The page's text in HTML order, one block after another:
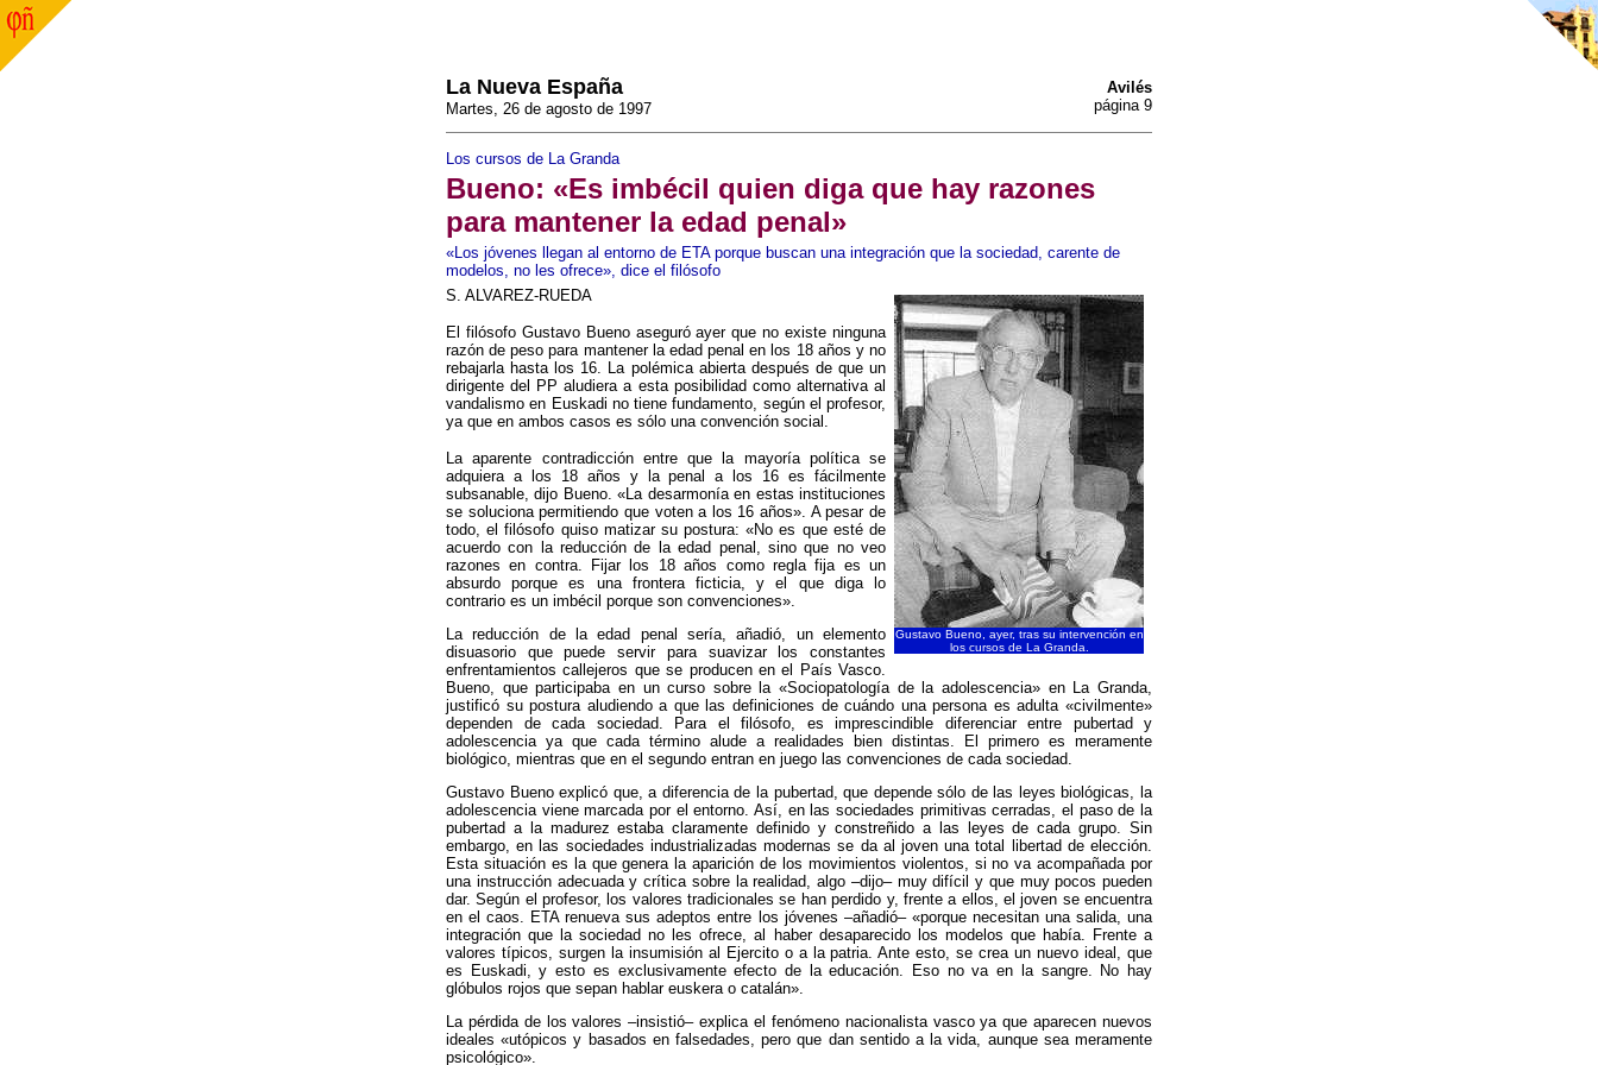
La Nueva España
Martes, 26 de agosto de 1997
Avilés
página 9
Los cursos de La Granda
Bueno: «Es imbécil quien diga que hay razones
para mantener la edad penal»
«Los jóvenes llegan al entorno de ETA porque buscan una integración que la sociedad, carente de
modelos, no les ofrece», dice el filósofo
Gustavo Bueno, ayer, tras su intervención en
los cursos de La Granda.
S. ALVAREZ-RUEDA
El filósofo Gustavo Bueno aseguró ayer que no existe ninguna
razón de peso para mantener la edad penal en los 18 años y no
rebajarla hasta los 16. La polémica abierta después de que un
dirigente del PP aludiera a esta posibilidad como alternativa al
vandalismo en Euskadi no tiene fundamento, según el profesor,
ya que en ambos casos es sólo una convención social.
La aparente contradicción entre que la mayoría política se
adquiera a los 18 años y la penal a los 16 es fácilmente
subsanable, dijo Bueno. «La desarmonía en estas instituciones
se soluciona permitiendo que voten a los 16 años». A pesar de
todo, el filósofo quiso matizar su postura: «No es que esté de
acuerdo con la reducción de la edad penal, sino que no veo
razones en contra. Fijar los 18 años como regla fija es un
absurdo porque es una frontera ficticia, y el que diga lo
contrario es un imbécil porque son convenciones».
La reducción de la edad penal sería, añadió, un elemento
disuasorio que puede servir para suavizar los constantes
enfrentamientos callejeros que se producen en el País Vasco.
Bueno, que participaba en un curso sobre la «Sociopatología de la adolescencia» en La Granda,
justificó su postura aludiendo a que las definiciones de cuándo una persona es adulta «civilmente»
dependen de cada sociedad. Para el filósofo, es imprescindible diferenciar entre pubertad y
adolescencia ya que cada término alude a realidades bien distintas. El primero es meramente
biológico, mientras que en el segundo entran en juego las convenciones de cada sociedad.
Gustavo Bueno explicó que, a diferencia de la pubertad, que depende sólo de las leyes biológicas, la
adolescencia viene marcada por el entorno. Así, en las sociedades primitivas cerradas, el paso de la
pubertad a la madurez estaba claramente definido y constreñido a las leyes de cada grupo. Sin
embargo, en las sociedades industrializadas modernas se da al joven una total libertad de elección.
Esta situación es la que genera la aparición de los movimientos violentos, si no va acompañada por
una instrucción adecuada y crítica sobre la realidad, algo –dijo– muy difícil y que muy pocos pueden
dar. Según el profesor, los valores tradicionales se han perdido y, frente a ellos, el joven se encuentra
en el caos. ETA renueva sus adeptos entre los jóvenes –añadió– «porque necesitan una salida, una
integración que la sociedad no les ofrece, al haber desaparecido los modelos que había. Frente a
valores típicos, surgen la insumisión al Ejercito o a la patria. Ante esto, se crea un nuevo ideal, que
es Euskadi, y esto es exclusivamente efecto de la educación. Eso no va en la sangre. No hay
glóbulos rojos que sepan hablar euskera o catalán».
La pérdida de los valores –insistió– explica el fenómeno nacionalista vasco ya que aparecen nuevos
ideales «utópicos y basados en falsedades, pero que dan sentido a la vida, aunque sea meramente
psicológico».